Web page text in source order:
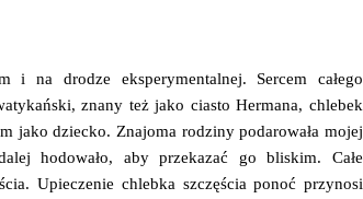
na drodze eksperymentalnej. Sercem całego
znany też jako ciasto Hermana, chlebek
jako dziecko. Znajoma rodziny podarowała mojej
hodowało, aby przekazać go bliskim. Całe
Upieczenie chlebka szczęścia ponoć przynosi